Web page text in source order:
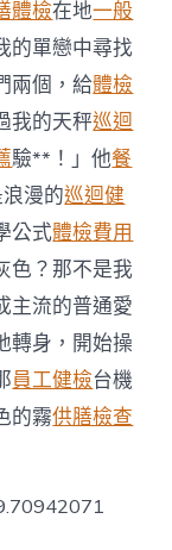
好
學
印
尼
幫
傭
獲
頒
模
范
外
籍
女
傭
獎
冠
軍〉
中
體檢在地一般
的單戀中尋找
兩個，給體檢
我的天秤巡迴
驗**！」他餐
漫的巡迴健
公式體檢費用
色？那不是我
主流的普通愛
轉身，開始操
員工健檢台機
的霧供膳檢查